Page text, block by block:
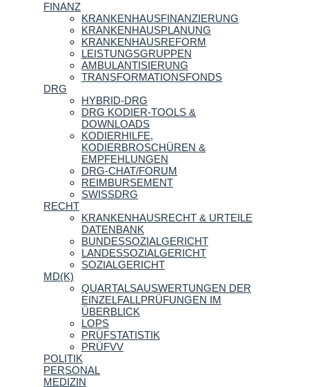
FINANZ
KRANKENHAUSFINANZIERUNG
KRANKENHAUSPLANUNG
KRANKENHAUSREFORM
LEISTUNGSGRUPPEN
AMBULANTISIERUNG
TRANSFORMATIONSFONDS
DRG
HYBRID-DRG
DRG KODIER-TOOLS &
DOWNLOADS
KODIERHILFE,
KODIERBROSCHÜREN &
EMPFEHLUNGEN
DRG-CHAT/FORUM
REIMBURSEMENT
SWISSDRG
RECHT
KRANKENHAUSRECHT & URTEILE
DATENBANK
BUNDESSOZIALGERICHT
LANDESSOZIALGERICHT
SOZIALGERICHT
MD(K)
QUARTALSAUSWERTUNGEN DER
EINZELFALLPRÜFUNGEN IM
ÜBERBLICK
LOPS
PRÜFSTATISTIK
PRÜFVV
POLITIK
PERSONAL
MEDIZIN